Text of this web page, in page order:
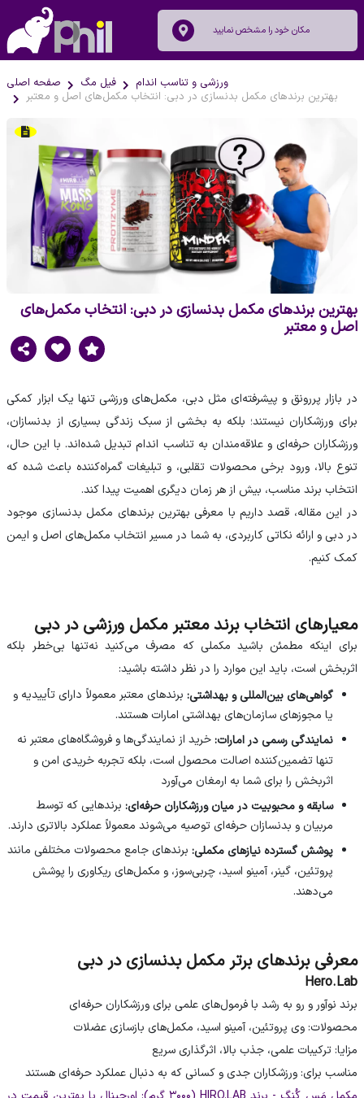
صفحه اصلی فیل مگ
ورزشی و تناسب اندام
بهترین برندهای مکمل بدنسازی در دبی: انتخاب مکمل‌های اصل و معتبر
بهترین برندهای مکمل بدنسازی در دبی: انتخاب مکمل‌های
اصل و معتبر
در بازار پررونق و پیشرفته‌ای مثل دبی، مکمل‌های ورزشی تنها یک ابزار کمکی
برای ورزشکاران نیستند؛ بلکه به بخشی از سبک زندگی بسیاری از بدنسازان،
ورزشکاران حرفه‌ای و علاقه‌مندان به تناسب اندام تبدیل شده‌اند. با این حال،
تنوع بالا، ورود برخی محصولات تقلبی، و تبلیغات گمراه‌کننده باعث شده که
انتخاب برند مناسب، بیش از هر زمان دیگری اهمیت پیدا کند.
در این مقاله، قصد داریم با معرفی بهترین برندهای مکمل بدنسازی موجود
در دبی و ارائه نکاتی کاربردی، به شما در مسیر انتخاب مکمل‌های اصل و ایمن
کمک کنیم.
معیارهای انتخاب برند معتبر مکمل ورزشی در دبی
برای اینکه مطمئن باشید مکملی که مصرف می‌کنید نه‌تنها بی‌خطر بلکه
اثربخش است، باید این موارد را در نظر داشته باشید:
گواهی‌های بین‌المللی و بهداشتی: برندهای معتبر معمولاً دارای تأییدیه‌ و
یا مجوزهای سازمان‌های بهداشتی امارات هستند.
نمایندگی رسمی در امارات:خرید از نمایندگی‌ها و فروشگاه‌های معتبر نه
تنها تضمین‌کننده اصالت محصول است، بلکه تجربه خریدی امن و
اثربخش را برای شما به ارمغان می‌آورد
سابقه و محبوبیت در میان ورزشکاران حرفه‌ای: برندهایی که توسط
مربیان و بدنسازان حرفه‌ای توصیه می‌شوند معمولاً عملکرد بالاتری دارند.
پوشش گسترده نیازهای مکملی: برندهای جامع محصولات مختلفی مانند
پروتئین، گینر، آمینو اسید، چربی‌سوز، و مکمل‌های ریکاوری را پوشش
می‌دهند.
معرفی برندهای برتر مکمل بدنسازی در دبی
Hero.Lab
برند نوآور و رو به رشد با فرمول‌های علمی برای ورزشکاران حرفه‌ای
محصولات: وی پروتئین، آمینو اسید، مکمل‌های بازسازی عضلات
مزایا: ترکیبات علمی، جذب بالا، اثرگذاری سریع
مناسب برای: ورزشکاران جدی و کسانی که به دنبال عملکرد حرفه‌ای هستند